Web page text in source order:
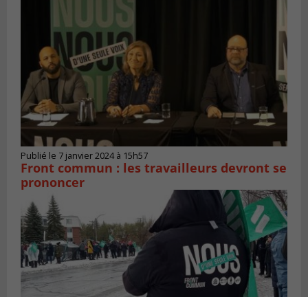
Publié le 7 janvier 2024 à 15h57
Front commun : les travailleurs devront se
prononcer